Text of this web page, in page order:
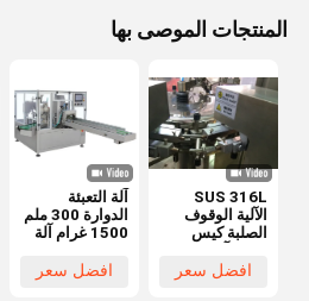
المنتجات الموصى بها
SUS 316L
الآلية الوقوف
الصلبة كيس
حزمة الدوار
افضل سعر
آلة التعبئة
الدوارة 300 ملم
1500 غرام آلة
التلقائية الوقوف
افضل سعر